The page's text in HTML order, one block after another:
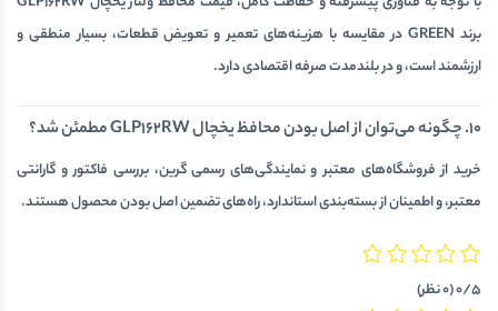
برند GREEN در مقایسه با هزینه‌های تعمیر و تعویض قطعات، بسیار منطقی و
ارزشمند است، و در بلندمدت صرفه اقتصادی دارد.
10. چگونه می‌توان از اصل بودن محافظ یخچال GLP162RW مطمئن شد؟
خرید از فروشگاه‌های معتبر و نمایندگی‌های رسمی گرین، بررسی فاکتور و گارانتی
معتبر، و اطمینان از بسته‌بندی استاندارد، راه‌های تضمین اصل بودن محصول هستند.
0/5(0 نظر)